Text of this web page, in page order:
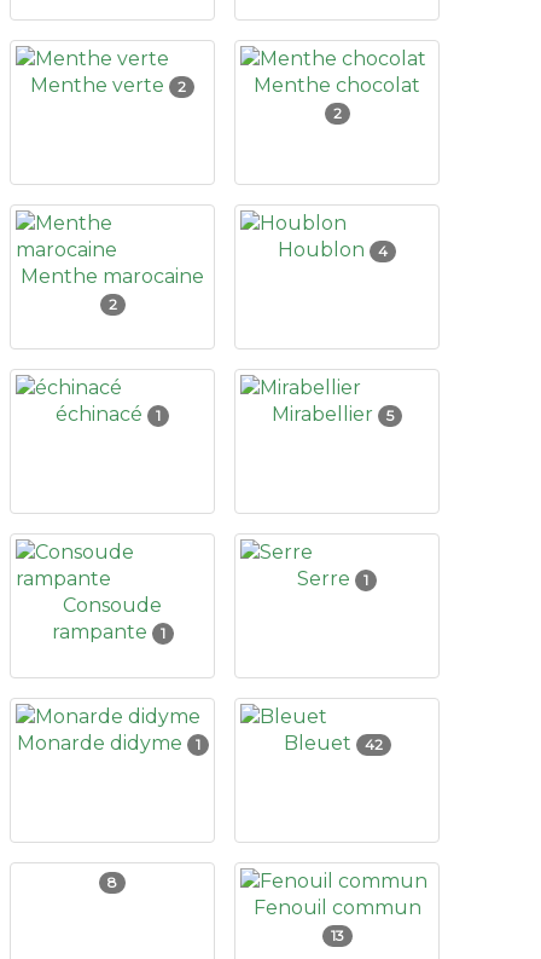
Menthe verte 2 Menthe chocolat
2
Menthe marocaine
2
Houblon 4
échinacé 1 Mirabellier 5
Consoude
rampante
1
Serre 1
Monarde didyme 1 Bleuet 42
8
Fenouil commun
13